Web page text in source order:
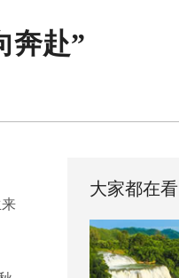
奔赴”
大家都在看